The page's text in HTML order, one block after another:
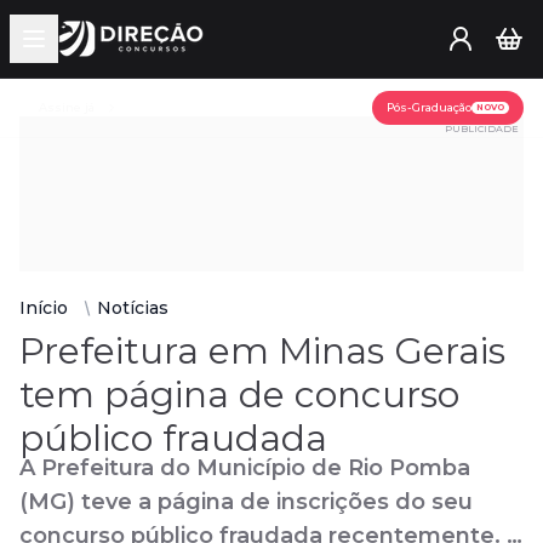
Open main menu
Pós-Graduação NOVO
PUBLICIDADE
Início Notícias
Prefeitura em Minas Gerais
tem página de concurso
público fraudada
A Prefeitura do Município de Rio Pomba
(MG) teve a página de inscrições do seu
concurso público fraudada recentemente. A